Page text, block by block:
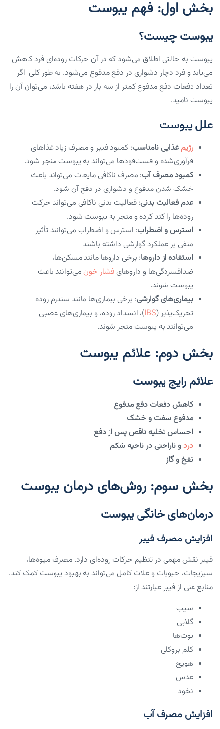
بخش اول: فهم یبوست
یبوست چیست؟
یبوست به حالتی اطلاق می‌شود که در آن حرکات روده‌ای فرد کاهش
می‌یابد و فرد دچار دشواری در دفع مدفوع می‌شود. به طور کلی، اگر
تعداد دفعات دفع مدفوع کمتر از سه بار در هفته باشد، می‌توان آن را
یبوست نامید.
علل یبوست
رژیمغذایی نامناسب: کمبود فیبر و مصرف زیاد غذاهای
فرآوری‌شده و فست‌فودها می‌تواند به یبوست منجر شود.
کمبود مصرف آب: مصرف ناکافی مایعات می‌تواند باعث
خشک شدن مدفوع و دشواری در دفع آن شود.
عدم فعالیت بدنی: فعالیت بدنی ناکافی می‌تواند حرکت
روده‌ها را کند کرده و منجر به یبوست شود.
استرس و اضطراب: استرس و اضطراب می‌توانند تأثیر
منفی بر عملکرد گوارشی داشته باشند.
استفاده از داروها: برخی داروها مانند مسکن‌ها،
ضدافسردگی‌ها و داروهای فشار خون می‌توانند باعث
یبوست شوند.
بیماری‌های گوارشی: برخی بیماری‌ها مانند سندرم روده
تحریک‌پذیر (IBS)، انسداد روده، و بیماری‌های عصبی
می‌توانند به یبوست منجر شوند.
بخش دوم: علائم یبوست
علائم رایج یبوست
کاهش دفعات دفع مدفوع
مدفوع سفت و خشک
احساس تخلیه ناقص پس از دفع
درد و ناراحتی در ناحیه شکم
نفخ و گاز
بخش سوم: روش‌های درمان یبوست
درمان‌های خانگی یبوست
افزایش مصرف فیبر
فیبر نقش مهمی در تنظیم حرکات روده‌ای دارد. مصرف میوه‌ها،
سبزیجات، حبوبات و غلات کامل می‌تواند به بهبود یبوست کمک کند.
منابع غنی از فیبر عبارتند از:
سیب
گلابی
توت‌ها
کلم بروکلی
هویج
عدس
نخود
افزایش مصرف آب